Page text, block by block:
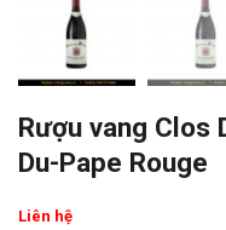
Rượu vang Clos
Du-Pape Rouge
Liên hệ